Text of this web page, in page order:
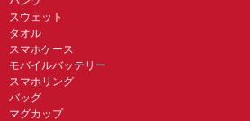
スウェット
タオル
スマホケース
モバイルバッテリー
スマホリング
バッグ
マグカップ